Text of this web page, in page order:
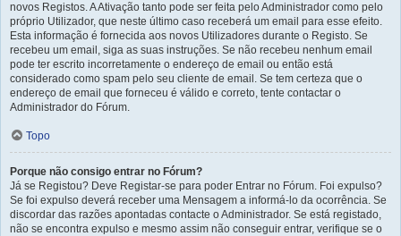
novos Registos. A Ativação tanto pode ser feita pelo Administrador como pelo
próprio Utilizador, que neste último caso receberá um email para esse efeito.
Esta informação é fornecida aos novos Utilizadores durante o Registo. Se
recebeu um email, siga as suas instruções. Se não recebeu nenhum email
pode ter escrito incorretamente o endereço de email ou então está
considerado como spam pelo seu cliente de email. Se tem certeza que o
endereço de email que forneceu é válido e correto, tente contactar o
Administrador do Fórum.
Topo
Porque não consigo entrar no Fórum?
Já se Registou? Deve Registar-se para poder Entrar no Fórum. Foi expulso?
Se foi expulso deverá receber uma Mensagem a informá-lo da ocorrência. Se
discordar das razões apontadas contacte o Administrador. Se está registado,
não se encontra expulso e mesmo assim não conseguir entrar, verifique se o